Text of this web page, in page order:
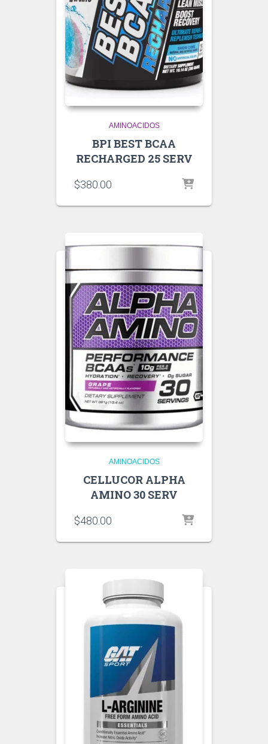
AMINOACIDOS
BPI BEST BCAA
RECHARGED 25 SERV
$380.00
AMINOACIDOS
CELLUCOR ALPHA
AMINO 30 SERV
$480.00